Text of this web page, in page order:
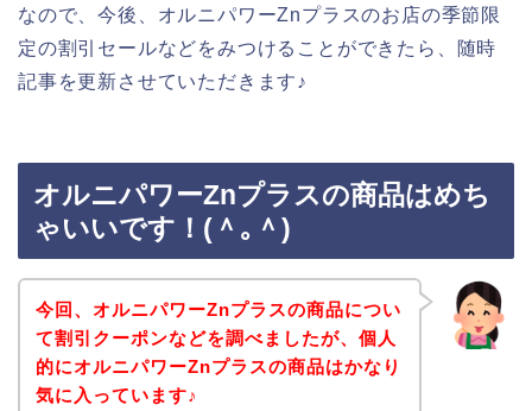
なので、今後、オルニパワーZnプラスのお店の季節限
定の割引セールなどをみつけることができたら、随時
記事を更新させていただきます♪
オルニパワーZnプラスの商品はめち
ゃいいです！(＾｡＾)
今回、オルニパワーZnプラスの商品につい
て割引クーポンなどを調べましたが、個人
的にオルニパワーZnプラスの商品はかなり
気に入っています♪